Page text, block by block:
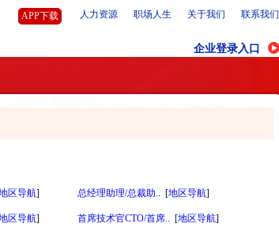
APP下载 人力资源 职场人生 关于我们 联系我们
企业登录入口
区导航] 总经理助理/总裁助.. [地区导航]
区导航] 首席技术官CTO/首席.. [地区导航]